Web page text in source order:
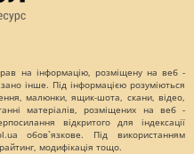
на інформацію, розміщену на веб -
інше. Під інформацією розуміються
малюнки, ящик-шота, скани, відео,
матеріалів, розміщених на веб -
відкритого для індексації
обов`язкове. Під використанням
модифікація тощо.